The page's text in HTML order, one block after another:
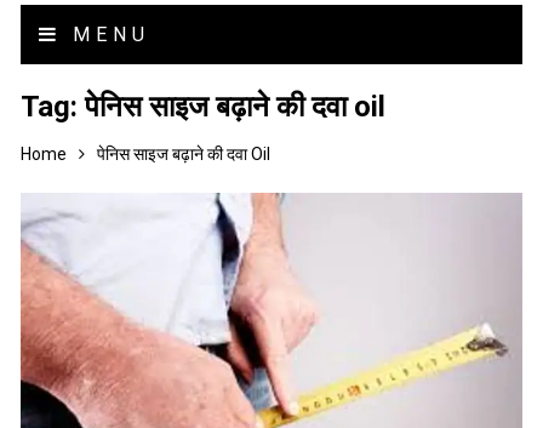
MENU
Tag:पेनिस साइज बढ़ाने की दवा oil
Home पेनिस साइज बढ़ाने की दवा Oil